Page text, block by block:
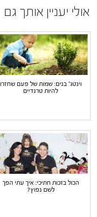
אולי יעניין אותך גם
וינטג' בנים: שמות של פעם שחזרו
להיות טרנדיים
הכול בזכות חתיכי: איך עתי הפך
לשם נפוץ?